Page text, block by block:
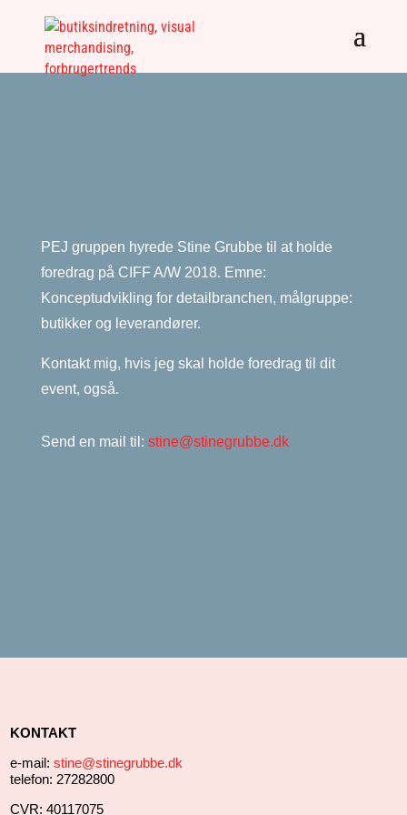
PEJ gruppen hyrede Stine Grubbe til at holde
foredrag på CIFF A/W 2018. Emne:
Konceptudvikling for detailbranchen, målgruppe:
butikker og leverandører.
Kontakt mig, hvis jeg skal holde foredrag til dit
event, også.
Send en mail til: stine@stinegrubbe.dk
KONTAKT
e-mail: stine@stinegrubbe.dk
telefon: 27282800
CVR: 40117075